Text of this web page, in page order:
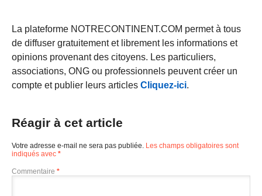
La plateforme NOTRECONTINENT.COM permet à tous
de diffuser gratuitement et librement les informations et
opinions provenant des citoyens. Les particuliers,
associations, ONG ou professionnels peuvent créer un
compte et publier leurs articles Cliquez-ici.
Réagir à cet article
Votre adresse e-mail ne sera pas publiée. Les champs obligatoires sont
indiqués avec *
Commentaire *